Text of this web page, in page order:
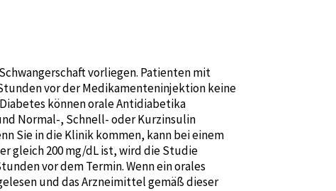
vorliegen. Patienten mit
vor der Medikamenteninjektion keine
können orale Antidiabetika
Normal-, Schnell- oder Kurzinsulin
Sie in die Klinik kommen, kann bei einem
gleich 200 mg/dL ist, wird die Studie
vor dem Termin. Wenn ein orales
und das Arzneimittel gemäß dieser